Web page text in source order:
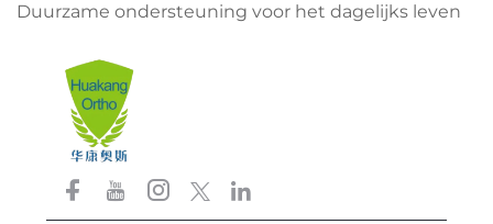
Duurzame ondersteuning voor het dagelijks leven